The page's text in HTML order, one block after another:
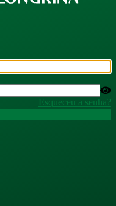
Esqueceu a senha?